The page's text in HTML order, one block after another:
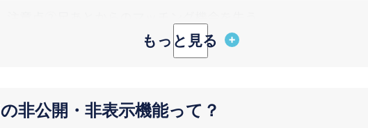
フィール非公開は相手にどう見える？怪しいと思われる？
2. 身バレを気にする気持ちは共感されやすい
非公開・非表示機能って？